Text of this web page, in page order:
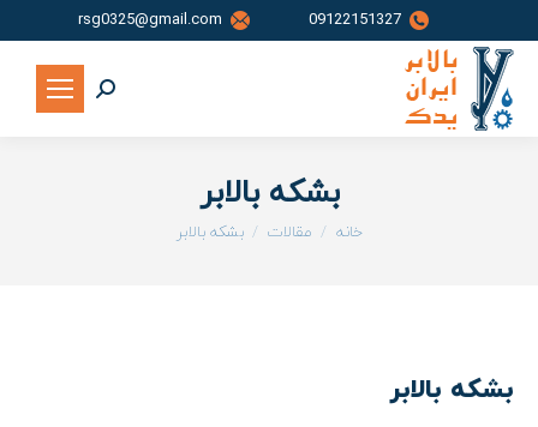
09122151327
rsg0325@gmail.com
جستجو:
بشکه بالابر
شما اینجا هستید:
خانه مقالات بشکه بالابر
بشکه بالابر